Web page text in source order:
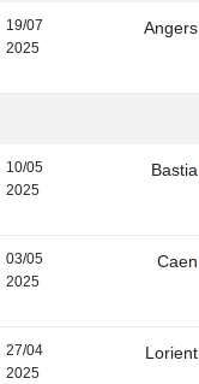
19/07
2025
Angers
10/05
2025
Bastia
03/05
2025
Caen
27/04
2025
Lorient